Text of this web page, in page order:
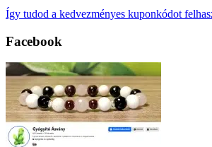
Így tudod a kedvezményes kuponkódot
Facebook